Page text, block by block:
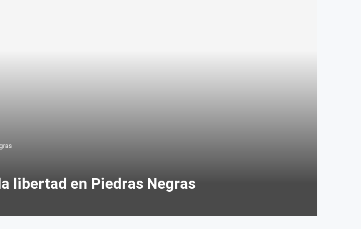
libertad en Piedras Negras